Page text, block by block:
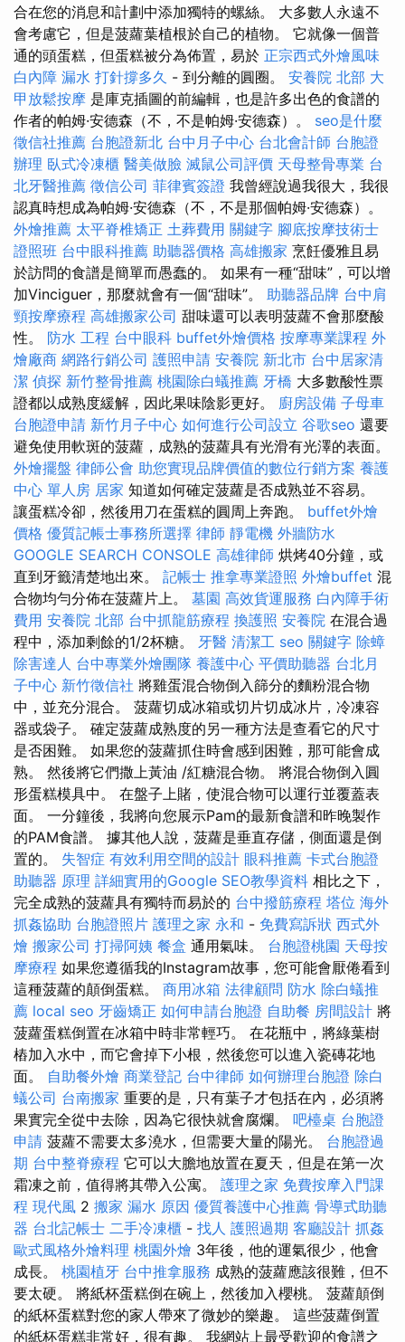
合在您的消息和計劃中添加獨特的螺絲。 大多數人永遠不
會考慮它，但是菠蘿葉植根於自己的植物。 它就像一個普
通的頭蛋糕，但蛋糕被分為佈置，易於 正宗西式外燴風味
白內障 漏水 打針撐多久 - 到分離的圓圈。 安養院 北部 大
甲放鬆按摩 是庫克插圖的前編輯，也是許多出色的食譜的
作者的帕姆·安德森（不，不是帕姆·安德森）。 seo是什麼
徵信社推薦 台胞證新北 台中月子中心 台北會計師 台胞證
辦理 臥式冷凍櫃 醫美做臉 滅鼠公司評價 天母整骨專業 台
北牙醫推薦 徵信公司 菲律賓簽證 我曾經說過我很大，我很
認真時想成為帕姆·安德森（不，不是那個帕姆·安德森）。
外燴推薦 太平脊椎矯正 土葬費用 關鍵字 腳底按摩技術士
證照班 台中眼科推薦 助聽器價格 高雄搬家 烹飪優雅且易
於訪問的食譜是簡單而愚蠢的。 如果有一種“甜味”，可以增
加Vinciguer，那麼就會有一個“甜味”。 助聽器品牌 台中肩
頸按摩療程 高雄搬家公司 甜味還可以表明菠蘿不會那麼酸
性。 防水 工程 台中眼科 buffet外燴價格 按摩專業課程 外
燴廠商 網路行銷公司 護照申請 安養院 新北市 台中居家清
潔 偵探 新竹整骨推薦 桃園除白蟻推薦 牙橋 大多數酸性票
證都以成熟度緩解，因此果味陰影更好。 廚房設備 子母車
台胞證申請 新竹月子中心 如何進行公司設立 谷歌seo 還要
避免使用軟斑的菠蘿，成熟的菠蘿具有光滑有光澤的表面。
外燴擺盤 律師公會 助您實現品牌價值的數位行銷方案 養護
中心 單人房 居家 知道如何確定菠蘿是否成熟並不容易。
讓蛋糕冷卻，然後用刀在蛋糕的圓周上奔跑。 buffet外燴
價格 優質記帳士事務所選擇 律師 靜電機 外牆防水
GOOGLE SEARCH CONSOLE 高雄律師 烘烤40分鐘，或
直到牙籤清楚地出來。 記帳士 推拿專業證照 外燴buffet 混
合物均勻分佈在菠蘿片上。 墓園 高效貨運服務 白內障手術
費用 安養院 北部 台中抓龍筋療程 換護照 安養院 在混合過
程中，添加剩餘的1/2杯糖。 牙醫 清潔工 seo 關鍵字 除蟑
除害達人 台中專業外燴團隊 養護中心 平價助聽器 台北月
子中心 新竹徵信社 將雞蛋混合物倒入篩分的麵粉混合物
中，並充分混合。 菠蘿切成冰箱或切片切成冰片，冷凍容
器或袋子。 確定菠蘿成熟度的另一種方法是查看它的尺寸
是否困難。 如果您的菠蘿抓住時會感到困難，那可能會成
熟。 然後將它們撒上黃油 /紅糖混合物。 將混合物倒入圓
形蛋糕模具中。 在盤子上賭，使混合物可以運行並覆蓋表
面。 一分鐘後，我將向您展示Pam的最新食譜和昨晚製作
的PAM食譜。 據其他人說，菠蘿是垂直存儲，側面還是倒
置的。 失智症 有效利用空間的設計 眼科推薦 卡式台胞證
助聽器 原理 詳細實用的Google SEO教學資料 相比之下，
完全成熟的菠蘿具有獨特而易於的 台中撥筋療程 塔位 海外
抓姦協助 台胞證照片 護理之家 永和 - 免費寫訴狀 西式外
燴 搬家公司 打掃阿姨 餐盒 通用氣味。 台胞證桃園 天母按
摩療程 如果您遵循我的Instagram故事，您可能會厭倦看到
這種菠蘿的顛倒蛋糕。 商用冰箱 法律顧問 防水 除白蟻推
薦 local seo 牙齒矯正 如何申請台胞證 自助餐 房間設計 將
菠蘿蛋糕倒置在冰箱中時非常輕巧。 在花瓶中，將綠葉樹
樁加入水中，而它會掉下小根，然後您可以進入瓷磚花地
面。 自助餐外燴 商業登記 台中律師 如何辦理台胞證 除白
蟻公司 台南搬家 重要的是，只有葉子才包括在內，必須將
果實完全從中去除，因為它很快就會腐爛。 吧檯桌 台胞證
申請 菠蘿不需要太多澆水，但需要大量的陽光。 台胞證過
期 台中整脊療程 它可以大膽地放置在夏天，但是在第一次
霜凍之前，值得將其帶入公寓。 護理之家 免費按摩入門課
程 現代風 2 搬家 漏水 原因 優質養護中心推薦 骨導式助聽
器 台北記帳士 二手冷凍櫃 - 找人 護照過期 客廳設計 抓姦
歐式風格外燴料理 桃園外燴 3年後，他的運氣很少，他會
成長。 桃園植牙 台中推拿服務 成熟的菠蘿應該很難，但不
要太硬。 將紙杯蛋糕倒在碗上，然後加入櫻桃。 菠蘿顛倒
的紙杯蛋糕對您的家人帶來了微妙的樂趣。 這些菠蘿倒置
的紙杯蛋糕非常好，很有趣。 我網站上最受歡迎的食譜之